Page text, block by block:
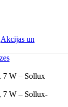
Akcijas un